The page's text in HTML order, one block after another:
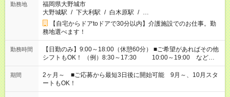
勤務地
福岡県大野城市
大野城駅 / 下大利駅 / 白木原駅 / …
【自宅からドアtoドアで30分以内】介護施設でのお仕事。勤
務地選べます！
勤務時間
【日勤のみ】9:00～18:00（休憩60分） ■ご希望があればその他
シフトもOK！ （例）8:30～17:30 10:00～19:00 など
「家族とお休みを合わせたい」 「できれば残業はしたくない」
など、あなたのご希望に沿ったお仕事をご紹介します！ ※Wワ
ーク希望の方へ 今ご覧のお仕事で希望する勤務時間と、もう1つ
のお仕事の勤務時間。 合計で週40時間を超える場合は応募でき
期間
2ヶ月～ ■ご応募から最短3日後に開始可能 9月～、10月スタ
ートもOK！